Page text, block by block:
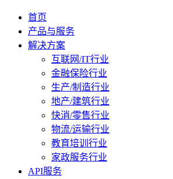
首页
产品与服务
解决方案
互联网/IT行业
金融保险行业
生产/制造行业
地产/建筑行业
快消/零售行业
物流/运输行业
教育培训行业
家政服务行业
API服务